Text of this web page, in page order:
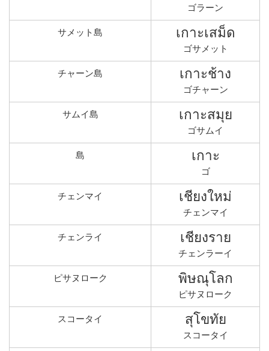
ゴラーン
サメット島 เกาะเสม็ด
ゴサメット
チャーン島 เกาะช้าง
ゴチャーン
サムイ島 เกาะสมุย
ゴサムイ
島 เกาะ
ゴ
チェンマイ เชียงใหม่
チェンマイ
チェンライ เชียงราย
チェンラーイ
ピサヌローク พิษณุโลก
ピサヌローク
スコータイ สุโขทัย
スコータイ